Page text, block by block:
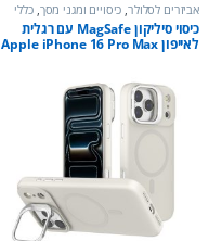
אביזרים לסלולר, כיסויים ומגני מסך,כללי
כיסוי סיליקון MagSafe עם רגלית
לאייפון Apple iPhone 16 Pro Max